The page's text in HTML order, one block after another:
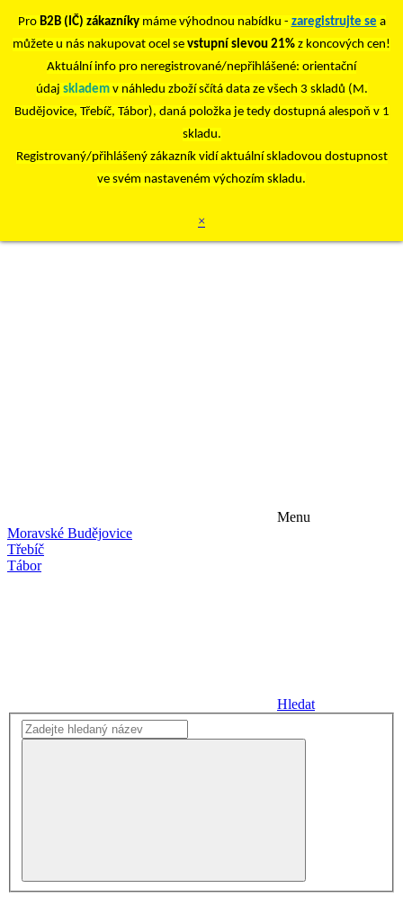
Pro B2B (IČ) zákazníkymáme výhodnou nabídku - zaregistrujte se a
můžete u nás nakupovat ocel se vstupní slevou 21% z koncových cen!
Aktuální info pro neregistrované/nepřihlášené: orientační
údaj skladem v náhledu zboží sčítá data ze všech 3 skladů (M.
Budějovice, Třebíč, Tábor), daná položka je tedy dostupná alespoň v 1
skladu.
Registrovaný/přihlášený zákazník vidí aktuální skladovou dostupnost
ve svém nastaveném výchozím skladu.
×
Menu
Moravské Budějovice
Třebíč
Tábor
Hledat